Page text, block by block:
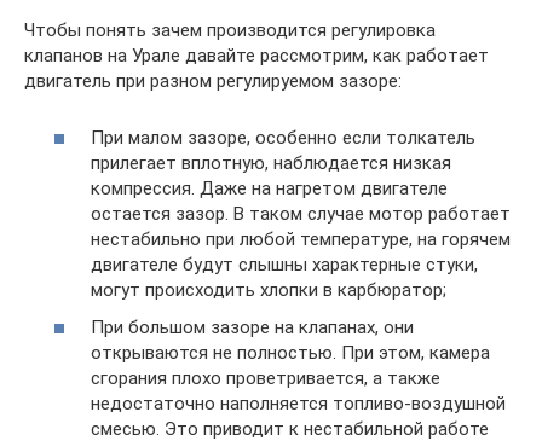
Чтобы понять зачем производится регулировка
клапанов на Урале давайте рассмотрим, как работает
двигатель при разном регулируемом зазоре:
При малом зазоре, особенно если толкатель
прилегает вплотную, наблюдается низкая
компрессия. Даже на нагретом двигателе
остается зазор. В таком случае мотор работает
нестабильно при любой температуре, на горячем
двигателе будут слышны характерные стуки,
могут происходить хлопки в карбюратор;
При большом зазоре на клапанах, они
открываются не полностью. При этом, камера
сгорания плохо проветривается, а также
недостаточно наполняется топливо-воздушной
смесью. Это приводит к нестабильной работе